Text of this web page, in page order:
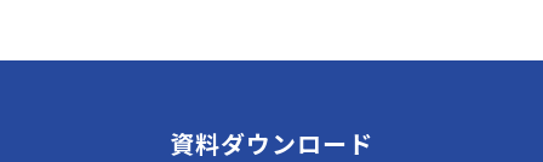
資料ダウンロード